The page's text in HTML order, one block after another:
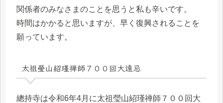
関係者のみなさまのことを思うと私も辛いです。
時間はかかると思いますが、早く復興されることを
願っています。
太祖瑩山紹瑾禅師７００回大遠忌
總持寺は令和6年4月に太祖瑩山紹瑾禅師７００回大